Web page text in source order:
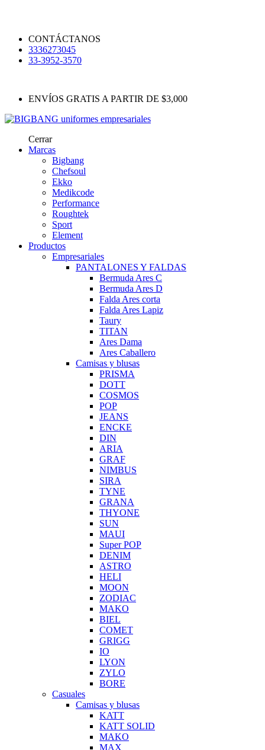
CONTÁCTANOS
3336273045
33-3952-3570
ENVÍOS GRATIS A PARTIR DE $3,000
Cerrar
Marcas
Bigbang
Chefsoul
Ekko
Medikcode
Performance
Roughtek
Sport
Element
Productos
Empresariales
PANTALONES Y FALDAS
Bermuda Ares C
Bermuda Ares D
Falda Ares corta
Falda Ares Lapiz
Taury
TITAN
Ares Dama
Ares Caballero
Camisas y blusas
PRISMA
DOTT
COSMOS
POP
JEANS
ENCKE
DIN
ARIA
GRAF
NIMBUS
SIRA
TYNE
GRANA
THYONE
SUN
MAUI
Super POP
DENIM
ASTRO
HELI
MOON
ZODIAC
MAKO
BIEL
COMET
GRIGG
IO
LYON
ZYLO
BORE
Casuales
Camisas y blusas
KATT
KATT SOLID
MAKO
MAX